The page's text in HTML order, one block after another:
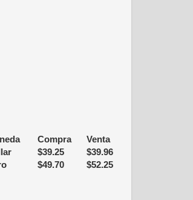
Compra
Venta
$39.25 $39.96
$49.70 $52.25